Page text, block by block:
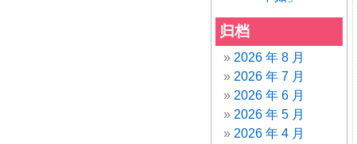
归档
2026 年 8 月
2026 年 7 月
2026 年 6 月
2026 年 5 月
2026 年 4 月